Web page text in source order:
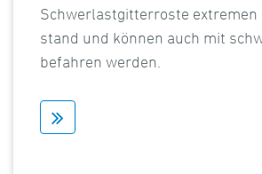
Schwerlastgitterroste extremen
stand und können auch mit
befahren werden.